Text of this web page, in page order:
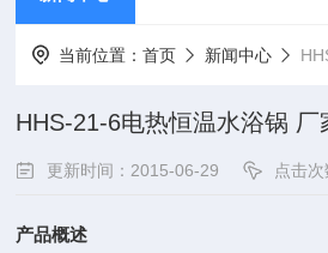
当前位置：首页 新闻中心
HHS-21-6电热恒温水浴锅 厂
更新时间：2015-06-29 点击
产品概述